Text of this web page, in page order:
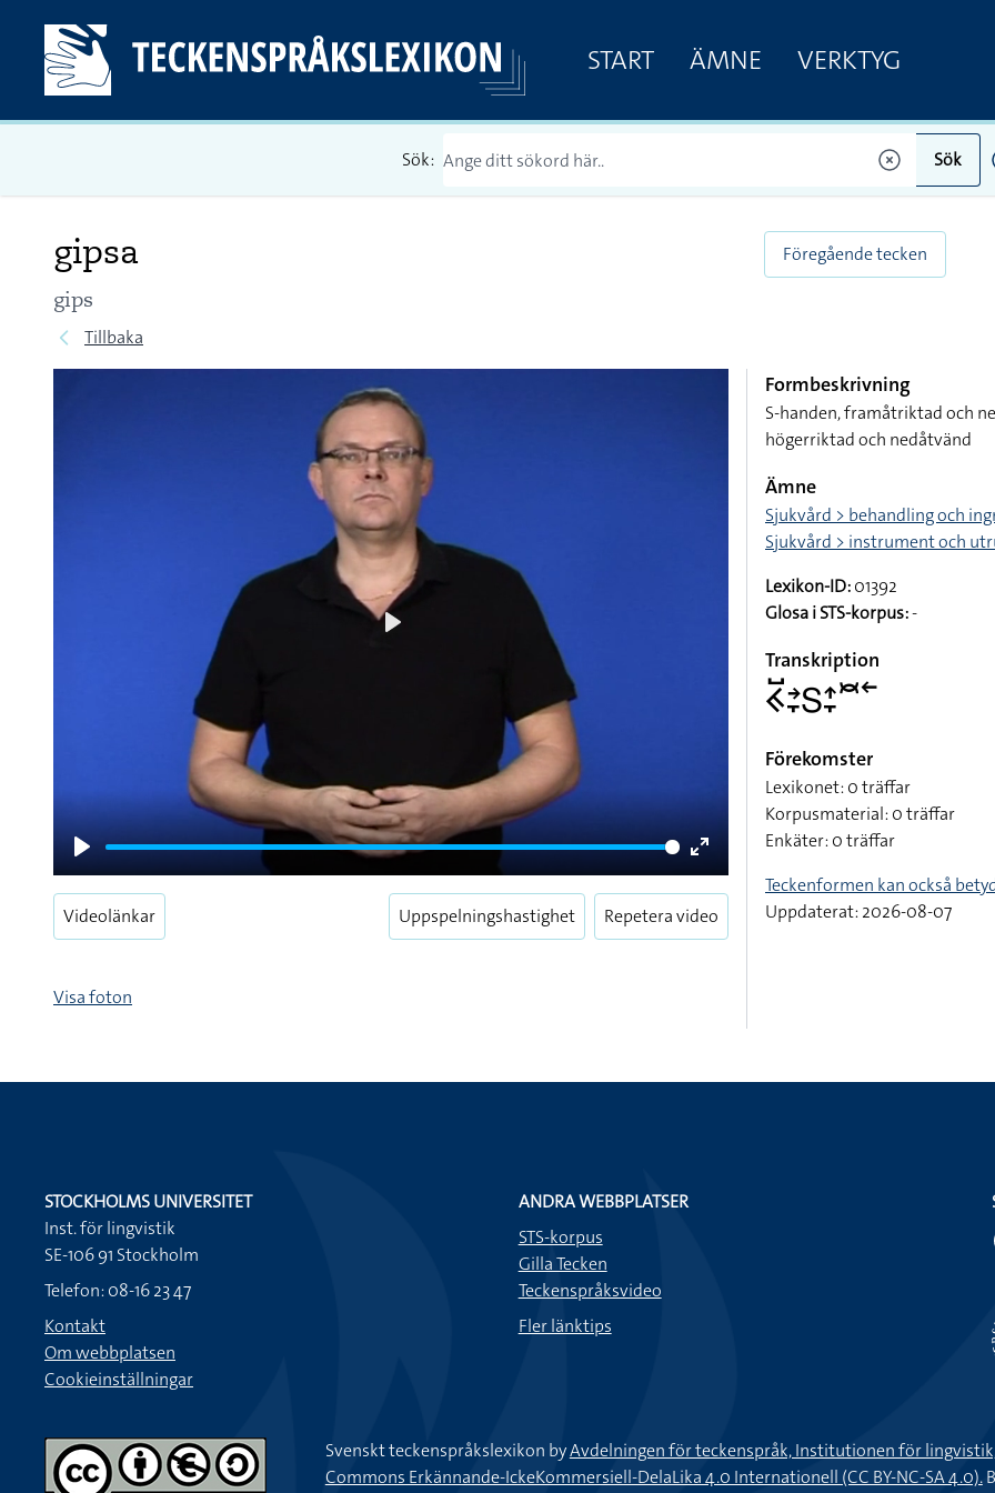
START ÄMNE VERKTYG
Sök: Sök
gipsa
gips
Tillbaka
Föregående tecken
Play
Enter
fullscreen
Videolänkar Uppspelningshastighet Repetera video
Visa foton
Formbeskrivning
S-handen, framåtriktad och
högerriktad och nedåtvänd
Ämne
Sjukvård > behandling och
Sjukvård > instrument och
Lexikon-ID:01392
Glosa i STS-korpus:-
Transkription
􌤒􌤹􌥔􌥙􌥅􌤴􌥙􌥫􌥢
Förekomster
Lexikonet: 0 träffar
Korpusmaterial: 0 träffar
Enkäter: 0 träffar
Teckenformen kan också
Uppdaterat: 2026-08-07
STOCKHOLMS UNIVERSITET
Inst. för lingvistik
SE-106 91 Stockholm
Telefon: 08-16 23 47
Kontakt
Om webbplatsen
Cookieinställningar
ANDRA WEBBPLATSER
STS-korpus
Gilla Tecken
Teckenspråksvideo
Fler länktips
Svenskt teckenspråkslexikon byAvdelningen för teckenspråk, Institutionen för
Commons Erkännande-IckeKommersiell-DelaLika 4.0 Internationell (CC BY-NC-SA 4.0).